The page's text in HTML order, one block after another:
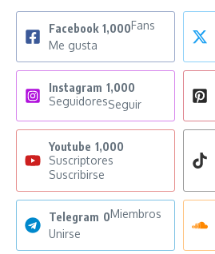
Facebook 1,000Fans
Me gusta
Instagram 1,000
SeguidoresSeguir
Youtube 1,000
Suscriptores
Suscribirse
Telegram 0Miembros
Unirse